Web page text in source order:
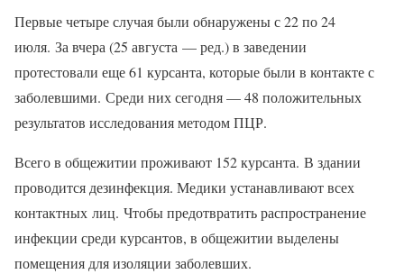
Первые четыре случая были обнаружены с 22 по 24
июля. За вчера (25 августа — ред.) в заведении
протестовали еще 61 курсанта, которые были в контакте с
заболевшими. Среди них сегодня — 48 положительных
результатов исследования методом ПЦР.
Всего в общежитии проживают 152 курсанта. В здании
проводится дезинфекция. Медики устанавливают всех
контактных лиц. Чтобы предотвратить распространение
инфекции среди курсантов, в общежитии выделены
помещения для изоляции заболевших.